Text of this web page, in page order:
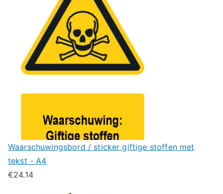
Waarschuwingsbord / sticker giftige stoffen met
tekst - A4
€24.14